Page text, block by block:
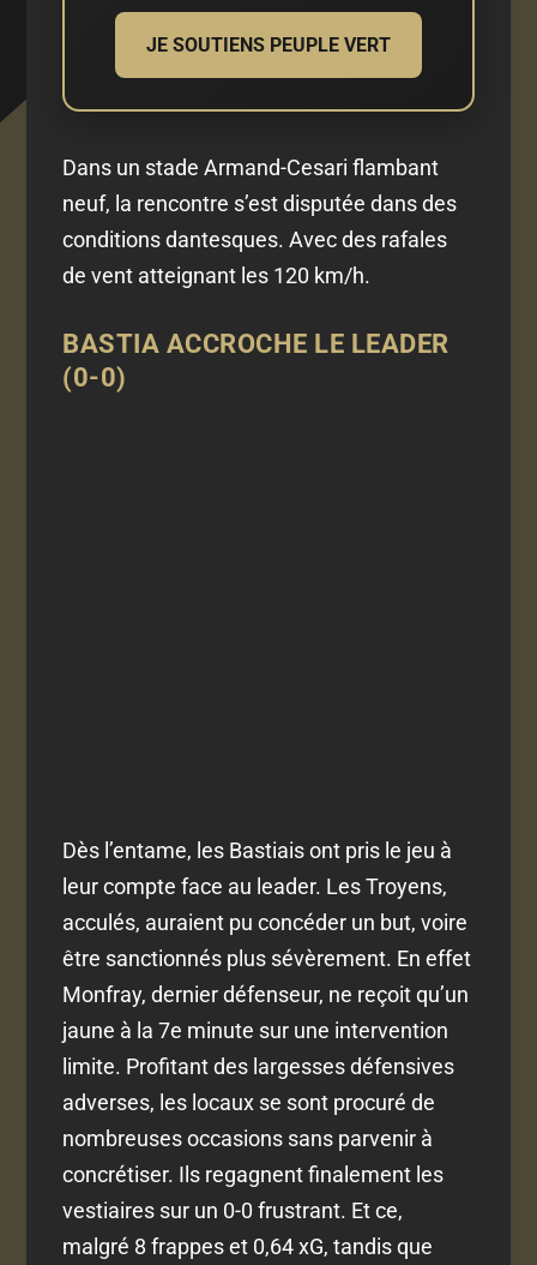
JE SOUTIENS PEUPLE VERT
Dans un stade Armand-Cesari flambant
neuf, la rencontre s’est disputée dans des
conditions dantesques. Avec des rafales
de vent atteignant les 120 km/h.
BASTIA ACCROCHE LE LEADER
(0-0)
Dès l’entame, les Bastiais ont pris le jeu à
leur compte face au leader. Les Troyens,
acculés, auraient pu concéder un but, voire
être sanctionnés plus sévèrement. En effet
Monfray, dernier défenseur, ne reçoit qu’un
jaune à la 7e minute sur une intervention
limite. Profitant des largesses défensives
adverses, les locaux se sont procuré de
nombreuses occasions sans parvenir à
concrétiser. Ils regagnent finalement les
vestiaires sur un 0-0 frustrant. Et ce,
malgré 8 frappes et 0,64 xG, tandis que